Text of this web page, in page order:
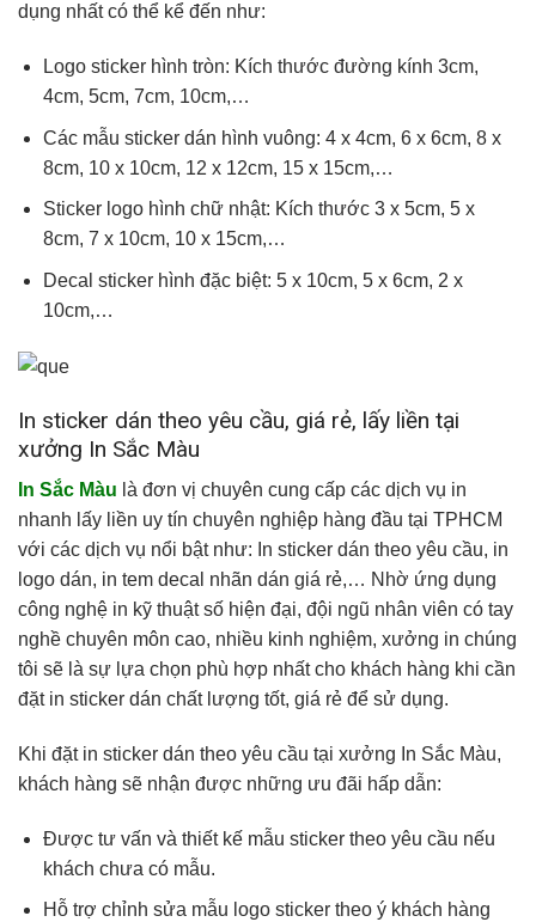
dụng nhất có thể kể đến như:
Logo sticker hình tròn: Kích thước đường kính 3cm,
4cm, 5cm, 7cm, 10cm,…
Các mẫu sticker dán hình vuông: 4 x 4cm, 6 x 6cm, 8 x
8cm, 10 x 10cm, 12 x 12cm, 15 x 15cm,…
Sticker logo hình chữ nhật: Kích thước 3 x 5cm, 5 x
8cm, 7 x 10cm, 10 x 15cm,…
Decal sticker hình đặc biệt: 5 x 10cm, 5 x 6cm, 2 x
10cm,…
In sticker dán theo yêu cầu, giá rẻ, lấy liền tại
xưởng In Sắc Màu
In Sắc Màu là đơn vị chuyên cung cấp các dịch vụ in
nhanh lấy liền uy tín chuyên nghiệp hàng đầu tại TPHCM
với các dịch vụ nổi bật như: In sticker dán theo yêu cầu, in
logo dán, in tem decal nhãn dán giá rẻ,… Nhờ ứng dụng
công nghệ in kỹ thuật số hiện đại, đội ngũ nhân viên có tay
nghề chuyên môn cao, nhiều kinh nghiệm, xưởng in chúng
tôi sẽ là sự lựa chọn phù hợp nhất cho khách hàng khi cần
đặt in sticker dán chất lượng tốt, giá rẻ để sử dụng.
Khi đặt in sticker dán theo yêu cầu tại xưởng In Sắc Màu,
khách hàng sẽ nhận được những ưu đãi hấp dẫn:
Được tư vấn và thiết kế mẫu sticker theo yêu cầu nếu
khách chưa có mẫu.
Hỗ trợ chỉnh sửa mẫu logo sticker theo ý khách hàng